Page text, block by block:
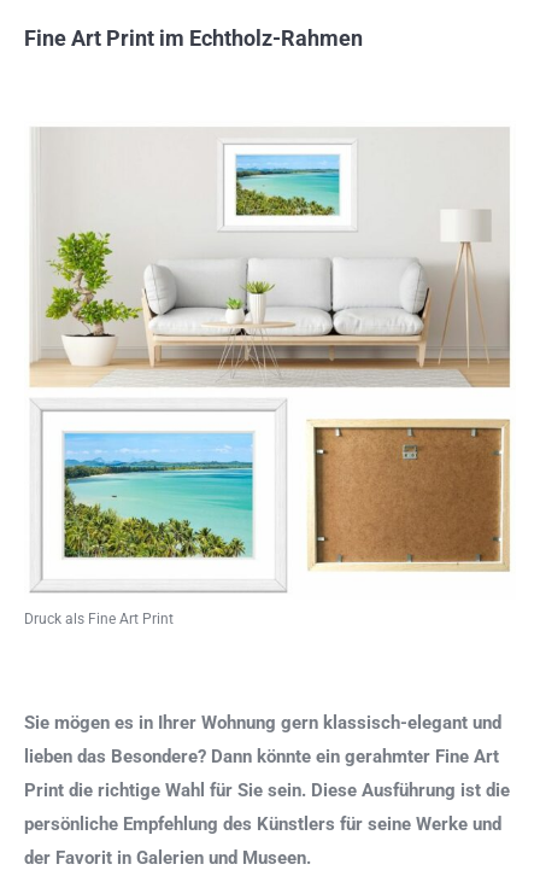
Fine Art Print im Echtholz-Rahmen
Druck als Fine Art Print
Sie mögen es in Ihrer Wohnung gern klassisch-elegant und
lieben das Besondere? Dann könnte ein gerahmter Fine Art
Print die richtige Wahl für Sie sein. Diese Ausführung ist die
persönliche Empfehlung des Künstlers für seine Werke und
der Favorit in Galerien und Museen.